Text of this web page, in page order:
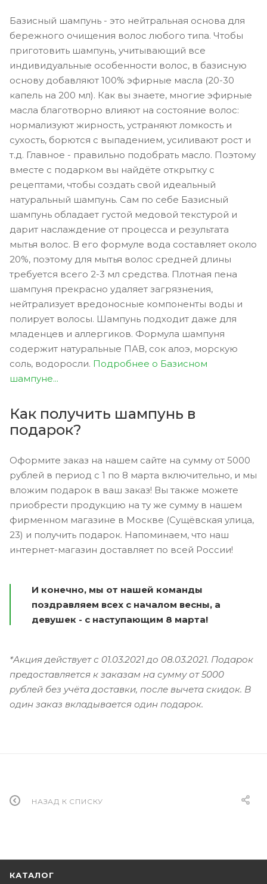
Базисный шампунь - это нейтральная основа для
бережного очищения волос любого типа. Чтобы
приготовить шампунь, учитывающий все
индивидуальные особенности волос, в базисную
основу добавляют 100% эфирные масла (20-30
капель на 200 мл). Как вы знаете, многие эфирные
масла благотворно влияют на состояние волос:
нормализуют жирность, устраняют ломкость и
сухость, борются с выпадением, усиливают рост и
т.д. Главное - правильно подобрать масло. Поэтому
вместе с подарком вы найдёте открытку с
рецептами, чтобы создать свой идеальный
натуральный шампунь. Сам по себе Базисный
шампунь обладает густой медовой текстурой и
дарит наслаждение от процесса и результата
мытья волос. В его формуле вода составляет около
20%, поэтому для мытья волос средней длины
требуется всего 2-3 мл средства. Плотная пена
шампуня прекрасно удаляет загрязнения,
нейтрализует вредоносные компоненты воды и
полирует волосы. Шампунь подходит даже для
младенцев и аллергиков. Формула шампуня
содержит натуральные ПАВ, сок алоэ, морскую
соль, водоросли. Подробнее о Базисном
шампуне...
Как получить шампунь в
подарок?
Оформите заказ на нашем сайте на сумму от 5000
рублей в период с 1 по 8 марта включительно, и мы
вложим подарок в ваш заказ! Вы также можете
приобрести продукцию на ту же сумму в нашем
фирменном магазине в Москве (Сущёвская улица,
23) и получить подарок. Напоминаем, что наш
интернет-магазин доставляет по всей России!
И конечно, мы от нашей команды
поздравляем всех с началом весны, а
девушек - с наступающим 8 марта!
*Акция действует с 01.03.2021 до 08.03.2021. Подарок
предоставляется к заказам на сумму от 5000
рублей без учёта доставки, после вычета скидок. В
один заказ вкладывается один подарок.
НАЗАД К СПИСКУ
КАТАЛОГ